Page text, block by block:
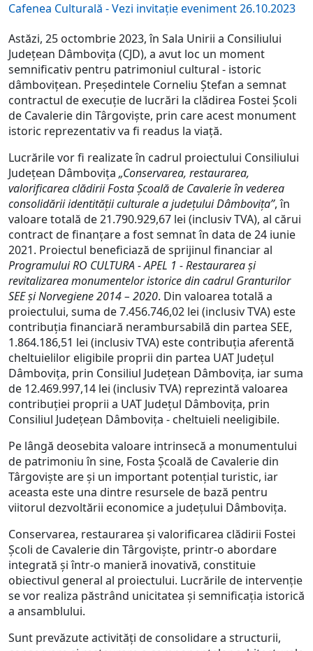
Cafenea Culturală - Vezi invitație eveniment 26.10.2023
Astăzi, 25 octombrie 2023, în Sala Unirii a Consiliului
Județean Dâmbovița (CJD), a avut loc un moment
semnificativ pentru patrimoniul cultural - istoric
dâmbovițean. Președintele Corneliu Ștefan a semnat
contractul de execuție de lucrări la clădirea Fostei Școli
de Cavalerie din Târgoviște, prin care acest monument
istoric reprezentativ va fi readus la viață.
Lucrările vor fi realizate în cadrul proiectului Consiliului
Județean Dâmbovița „Conservarea, restaurarea,
valorificarea clădirii Fosta Școală de Cavalerie în vederea
consolidăriiidentității culturale a județului Dâmbovița”, în
valoare totală de 21.790.929,67 lei (inclusiv TVA), al cărui
contract de finanțare a fost semnat în data de 24 iunie
2021. Proiectul beneficiază de sprijinul financiar al
Programului RO CULTURA - APEL 1 - Restaurarea și
revitalizarea monumentelor istorice din cadrul Granturilor
SEE și Norvegiene 2014 – 2020. Din valoarea totală a
proiectului, suma de 7.456.746,02 lei (inclusiv TVA) este
contribuția financiară nerambursabilă din partea SEE,
1.864.186,51 lei (inclusiv TVA) este contribuția aferentă
cheltuielilor eligibile proprii din partea UAT Județul
Dâmbovița, prin Consiliul Județean Dâmbovița, iar suma
de 12.469.997,14 lei (inclusiv TVA) reprezintă valoarea
contribuției proprii a UAT Județul Dâmbovița, prin
Consiliul Județean Dâmbovița - cheltuieli neeligibile.
Pe lângă deosebita valoare intrinsecă a monumentului
de patrimoniu în sine, Fosta Școală de Cavalerie din
Târgoviște are și un important potențial turistic, iar
aceasta este una dintre resursele de bază pentru
viitorul dezvoltării economice a județului Dâmbovița.
Conservarea, restaurarea și valorificarea clădirii Fostei
Școli de Cavalerie din Târgoviște, printr-o abordare
integrată și într-o manieră inovativă, constituie
obiectivul general al proiectului. Lucrările de intervenție
se vor realiza păstrând unicitatea și semnificația istorică
a ansamblului.
Sunt prevăzute activități de consolidare a structurii,